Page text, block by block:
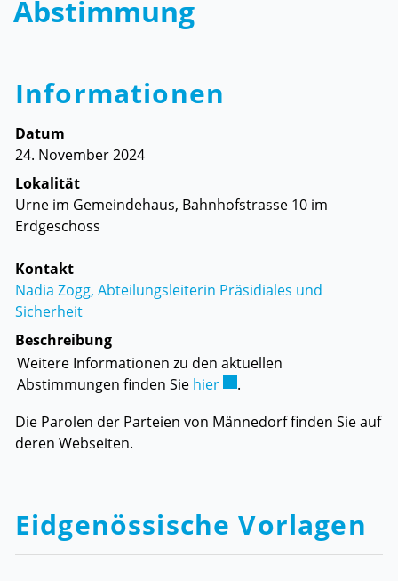
Abstimmung
Informationen
Datum
24. November 2024
Lokalität
Urne im Gemeindehaus, Bahnhofstrasse 10 im
Erdgeschoss
Kontakt
Nadia Zogg, Abteilungsleiterin Präsidiales und
Sicherheit
Beschreibung
Weitere Informationen zu den aktuellen
Abstimmungen finden Sie hierExterner Link wird in
.
Die Parolen der Parteien von Männedorf finden Sie auf
deren Webseiten.
Eidgenössische Vorlagen